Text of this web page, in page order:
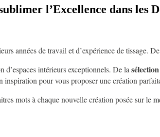
l’Excellence dans les
années de travail et d’expérience de tissage. De
intérieurs exceptionnels. De la sélection
inspiration pour vous proposer une création
mots à chaque nouvelle création posée sur le